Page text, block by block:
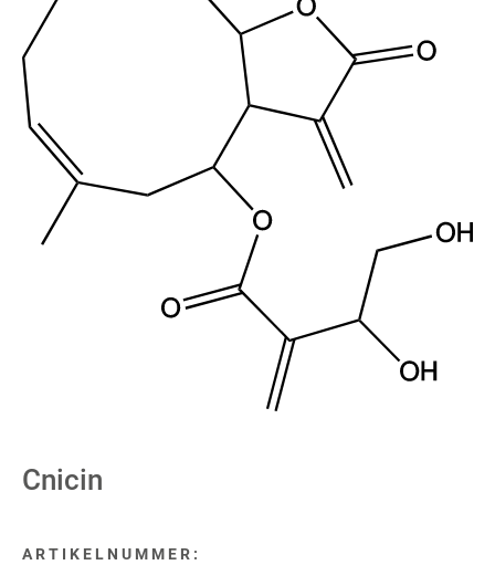
Cnicin
ARTIKELNUMMER: